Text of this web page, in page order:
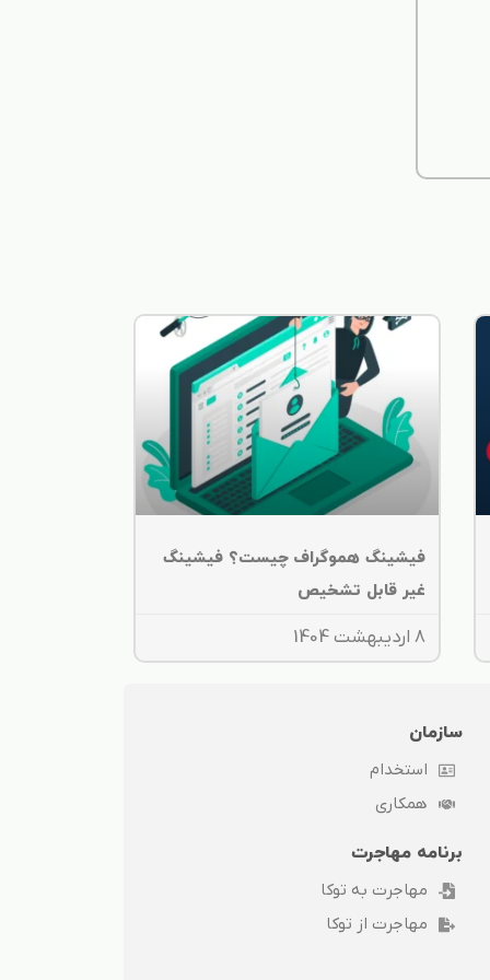
فیشینگ هموگراف چیست؟ فیشینگ
غیر قابل تشخیص
8 اردیبهشت 1404
سازمان
استخدام
همکاری
برنامه مهاجرت
مهاجرت به توکا
مهاجرت از توکا